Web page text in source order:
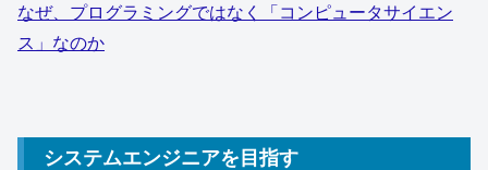
なぜ、プログラミングではなく「コンピュータサイエン
ス」なのか
システムエンジニアを目指す